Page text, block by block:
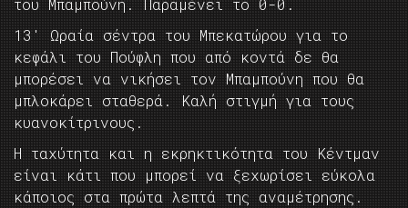
του Μπαμπούνη. Παραμένει το 0-0.
13′ Ωραία σέντρα του Μπεκατώρου για το
κεφάλι του Πούφλη που από κοντά δε θα
μπορέσει να νικήσει τον Μπαμπούνη που θα
μπλοκάρει σταθερά. Καλή στιγμή για τους
κυανοκίτρινους.
Η ταχύτητα και η εκρηκτικότητα του Κέντμαν
είναι κάτι που μπορεί να ξεχωρίσει εύκολα
κάποιος στα πρώτα λεπτά της αναμέτρησης.